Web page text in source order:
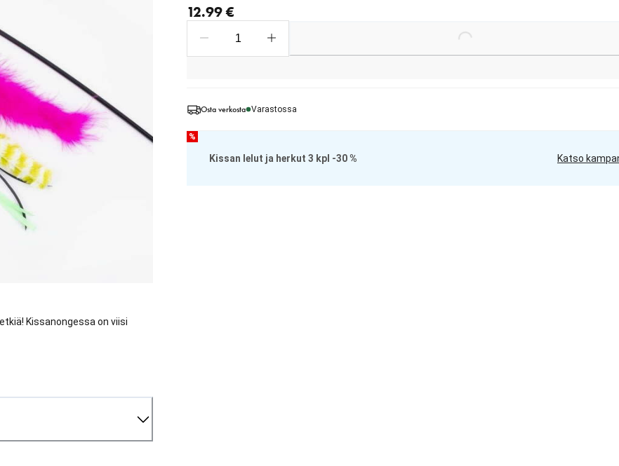
Kissanongessa on viisi
12.99 € Loading...
Osta verkosta Varastossa
%
Kissan lelut ja herkut 3 kpl -30 % Katso